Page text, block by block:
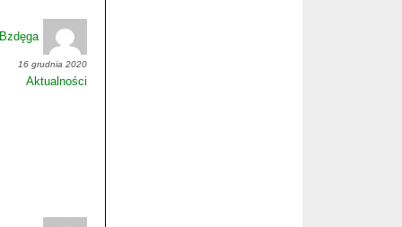
16 grudnia 2020
Aktualności